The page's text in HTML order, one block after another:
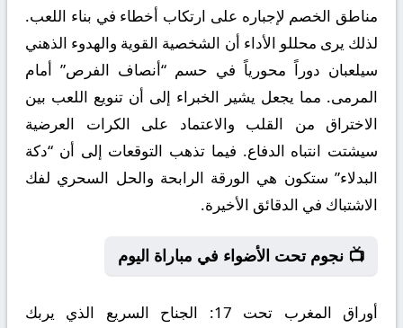
مناطق الخصم لإجباره على ارتكاب أخطاء في بناء اللعب.
لذلك يرى محللو الأداء أن الشخصية القوية والهدوء الذهني
سيلعبان دوراً محورياً في حسم “أنصاف الفرص” أمام
المرمى. مما يجعل يشير الخبراء إلى أن تنويع اللعب بين
الاختراق من القلب والاعتماد على الكرات العرضية
سيشتت انتباه الدفاع. فيما تذهب التوقعات إلى أن “دكة
البدلاء” ستكون هي الورقة الرابحة والحل السحري لفك
الاشتباك في الدقائق الأخيرة.
📺 نجوم تحت الأضواء في مباراة اليوم
أوراق المغرب تحت 17:
الجناح السريع الذي يربك